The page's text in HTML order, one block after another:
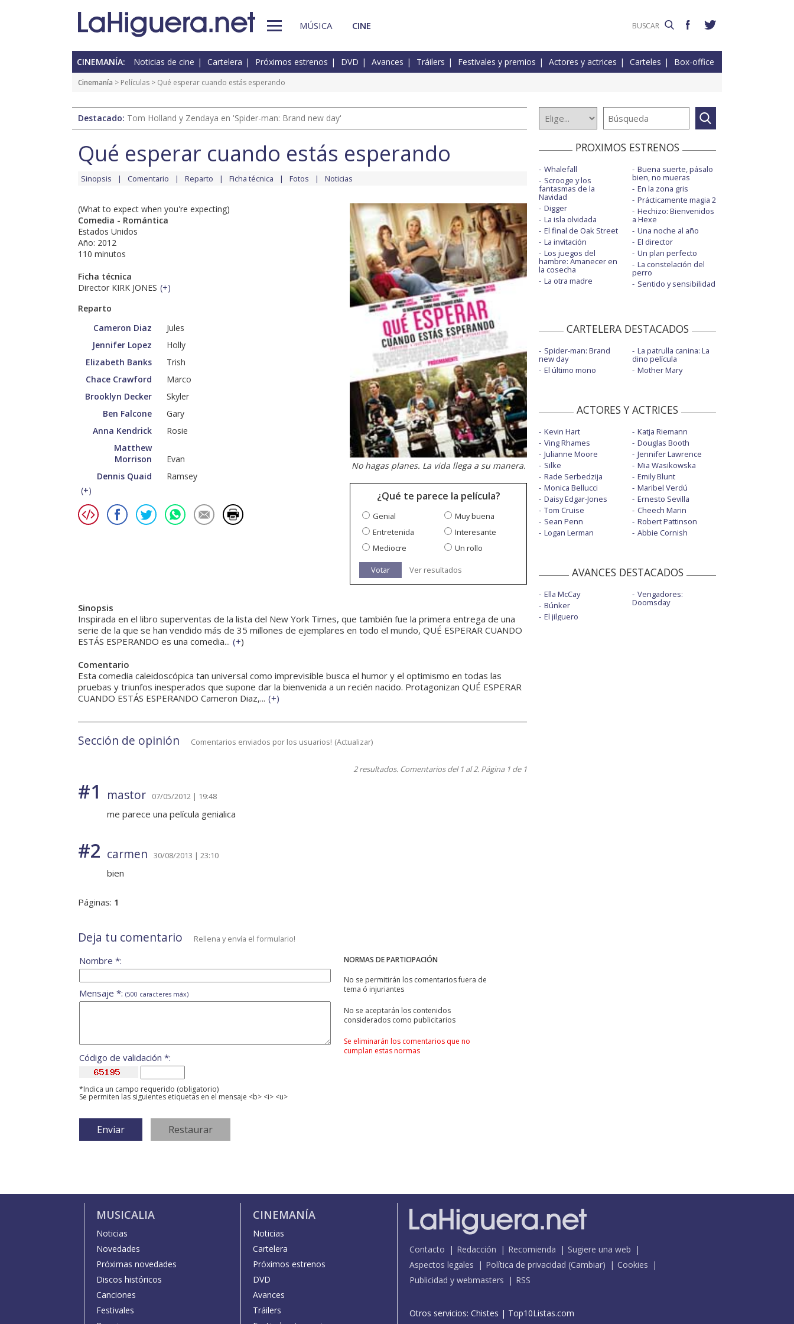
MÚSICA CINE
CINEMANÍA: Noticias de cine Cartelera Próximos estrenos DVD Avances Tráilers Festivales y premios Actores y actrices Carteles Box-office
Cinemanía > Películas > Qué esperar cuando estás esperando
Destacado: Tom Holland y Zendaya en 'Spider-man: Brand new day'
Qué esperar cuando estás esperando
Sinopsis Comentario Reparto Ficha técnica Fotos Noticias
(What to expect when you're expecting)
Comedia - Romántica
Estados Unidos
Año: 2012
110 minutos
Ficha técnica
Director KIRK JONES (+)
Reparto
Cameron Diaz
Jules
Jennifer Lopez
Holly
Elizabeth Banks
Trish
Chace Crawford
Marco
Brooklyn Decker
Skyler
Ben Falcone
Gary
Anna Kendrick
Rosie
Matthew
Morrison
Evan
Dennis Quaid
Ramsey
(+)
No hagas planes. La vida llega a su manera.
¿Qué te parece la película?
Genial
Muy buena
Entretenida
Interesante
Mediocre
Un rollo
Votar Ver resultados
Sinopsis
Inspirada en el libro superventas de la lista del New York Times, que también fue la primera entrega de una
serie de la que se han vendido más de 35 millones de ejemplares en todo el mundo, QUÉ ESPERAR CUANDO
ESTÁS ESPERANDO es una comedia... (+)
Comentario
Esta comedia caleidoscópica tan universal como imprevisible busca el humor y el optimismo en todas las
pruebas y triunfos inesperados que supone dar la bienvenida a un recién nacido. Protagonizan QUÉ ESPERAR
CUANDO ESTÁS ESPERANDO Cameron Diaz,... (+)
Sección de opinión Comentarios enviados por los usuarios! (Actualizar)
2 resultados. Comentarios del 1 al 2. Página 1 de 1
#1 mastor 07/05/2012 | 19:48
me parece una película genialica
#2 carmen 30/08/2013 | 23:10
bien
Páginas: 1
Deja tu comentario Rellena y envía el formulario!
NORMAS DE PARTICIPACIÓN
No se permitirán los comentarios fuera de
tema ó injuriantes
No se aceptarán los contenidos
considerados como publicitarios
Se eliminarán los comentarios que no
cumplan estas normas
Nombre *:
Mensaje *: (500 caracteres máx)
Código de validación *:
*Indica un campo requerido (obligatorio)
Se permiten las siguientes etiquetas en el mensaje <b> <i> <u>
PROXIMOS ESTRENOS
Whalefall
Scrooge y los
fantasmas de la
Navidad
Digger
La isla olvidada
El final de Oak Street
La invitación
Los juegos del
hambre: Amanecer en
la cosecha
La otra madre
Buena suerte, pásalo
bien, no mueras
En la zona gris
Prácticamente magia 2
Hechizo: Bienvenidos
a Hexe
Una noche al año
El director
Un plan perfecto
La constelación del
perro
Sentido y sensibilidad
CARTELERA DESTACADOS
Spider-man: Brand
new day
El último mono
La patrulla canina: La
dino película
Mother Mary
ACTORES Y ACTRICES
Kevin Hart
Ving Rhames
Julianne Moore
Silke
Rade Serbedzija
Monica Bellucci
Daisy Edgar-Jones
Tom Cruise
Sean Penn
Logan Lerman
Katja Riemann
Douglas Booth
Jennifer Lawrence
Mia Wasikowska
Emily Blunt
Maribel Verdú
Ernesto Sevilla
Cheech Marin
Robert Pattinson
Abbie Cornish
AVANCES DESTACADOS
Ella McCay
Búnker
El jilguero
Vengadores:
Doomsday
MUSICALIA
Noticias
Novedades
Próximas novedades
Discos históricos
Canciones
Festivales
CINEMANÍA
Noticias
Cartelera
Próximos estrenos
DVD
Avances
Tráilers
Contacto Redacción Recomienda
Sugiere una web
Aspectos legales
Política de privacidad (Cambiar)
Cookies
Publicidad y webmasters
RSS
Otros servicios: Chistes | Top10Listas.com